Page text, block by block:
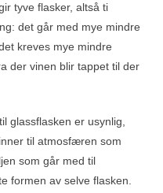
tyve flasker, altså ti
det går med mye mindre
kreves mye mindre
der vinen blir tappet til der
glassflasken er usynlig,
til atmosfæren som
som går med til
formen av selve flasken.